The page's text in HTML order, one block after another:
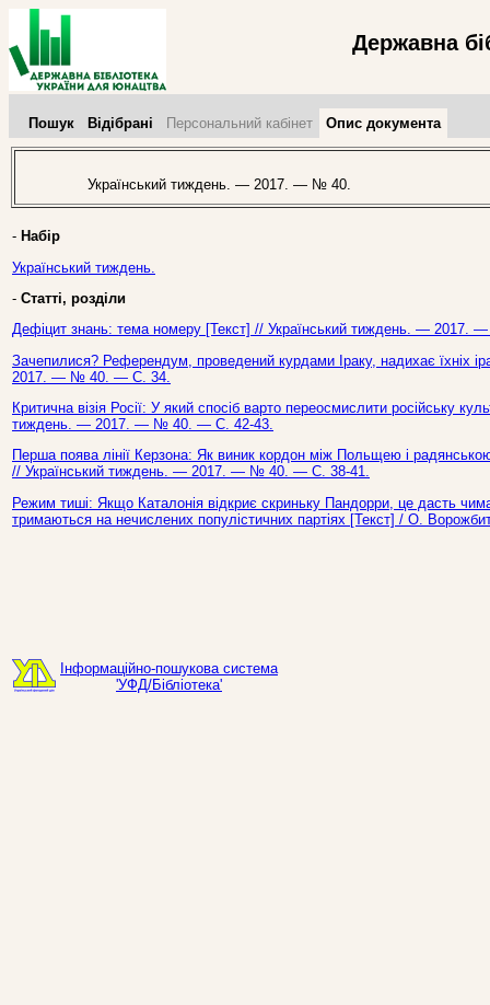
Державна
Пошук Відібрані Персональний кабінет Опис документа
Український тиждень. — 2017. — № 40.
- Набір
Український тиждень.
- Статті, розділи
Дефіцит знань: тема номеру [Текст] // Український тиждень. —
Зачепилися? Референдум, проведений курдами Іраку, надихає їхніх
2017. — № 40. — С. 34.
Критична візія Росії: У який спосіб варто переосмислити російську
тиждень. — 2017. — № 40. — С. 42-43.
Перша поява лінії Керзона: Як виник кордон між Польщею і
// Український тиждень. — 2017. — № 40. — С. 38-41.
Режим тиші: Якщо Каталонія відкриє скриньку Пандорри, це дасть
тримаються на нечислених популістичних партіях [Текст] / О.
Інформаційно-пошукова система
'УФД/Бібліотека'